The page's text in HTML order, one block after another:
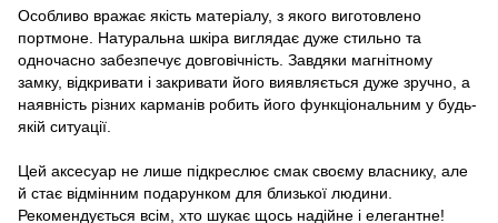
Особливо вражає якість матеріалу, з якого виготовлено
портмоне. Натуральна шкіра виглядає дуже стильно та
одночасно забезпечує довговічність. Завдяки магнітному
замку, відкривати і закривати його виявляється дуже зручно, а
наявність різних карманів робить його функціональним у будь-
якій ситуації.
Цей аксесуар не лише підкреслює смак своєму власнику, але
й стає відмінним подарунком для близької людини.
Рекомендується всім, хто шукає щось надійне і елегантне!